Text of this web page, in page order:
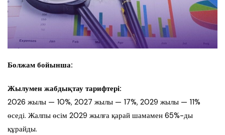
Болжам бойынша:
Жылумен жабдықтау тарифтері:
2026 жылы — 10%, 2027 жылы — 17%, 2029 жылы — 11%
өседі. Жалпы өсім 2029 жылға қарай шамамен 65%-ды
құрайды.